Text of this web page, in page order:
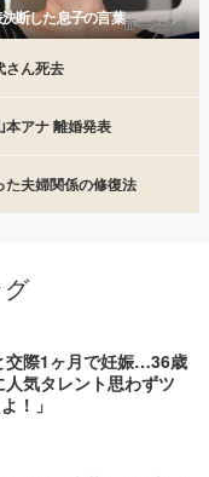
断した息子の言葉
さん死去
本アナ 離婚発表
た夫婦関係の修復法
交際1ヶ月で妊娠…36歳
気タレント思わずツ
！」